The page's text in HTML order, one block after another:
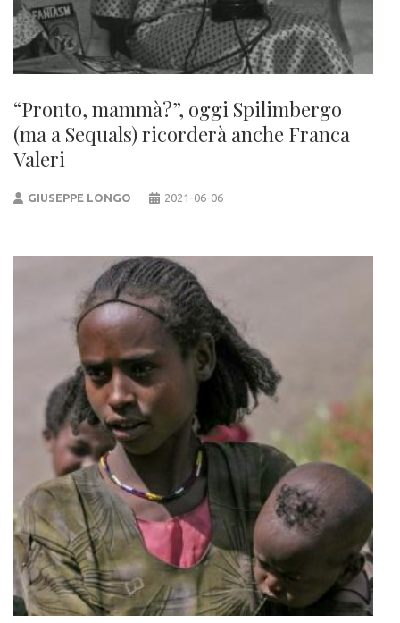
“Pronto, mammà?”, oggi Spilimbergo
(ma a Sequals) ricorderà anche Franca
Valeri
GIUSEPPE LONGO 2021-06-06